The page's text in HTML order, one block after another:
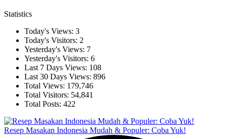
Statistics
Today's Views: 3
Today's Visitors: 2
Yesterday's Views: 7
Yesterday's Visitors: 6
Last 7 Days Views: 108
Last 30 Days Views: 896
Total Views: 179,746
Total Visitors: 54,841
Total Posts: 422
Resep Masakan Indonesia Mudah & Populer: Coba Yuk!